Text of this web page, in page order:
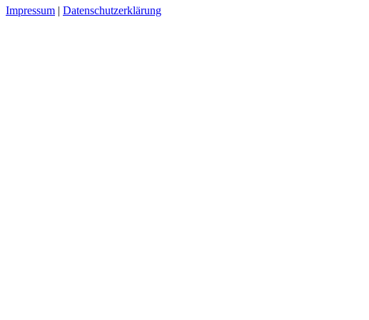
Impressum | Datenschutzerklärung